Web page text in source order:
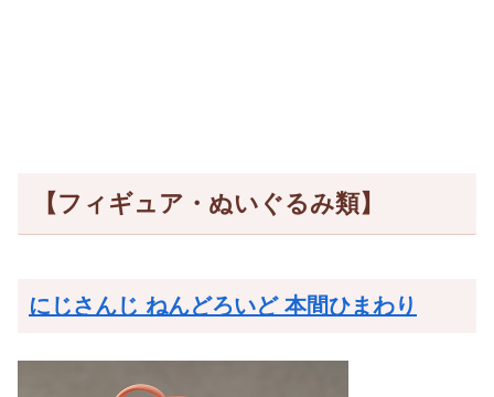
【フィギュア・ぬいぐるみ類】
にじさんじ ねんどろいど 本間ひまわり